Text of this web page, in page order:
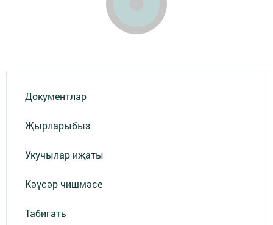
Документлар
Җырларыбыз
Укучылар иҗаты
Кәүсәр чишмәсе
Табигать